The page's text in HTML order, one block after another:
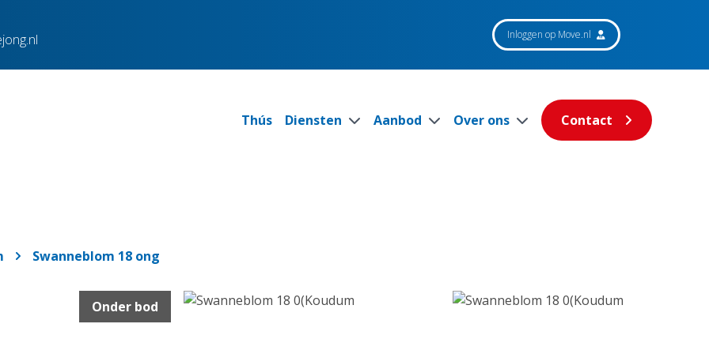
Inloggen op Move.nl
Thús Diensten Aanbod Over ons Contact
Swanneblom 18 ong
Onder bod